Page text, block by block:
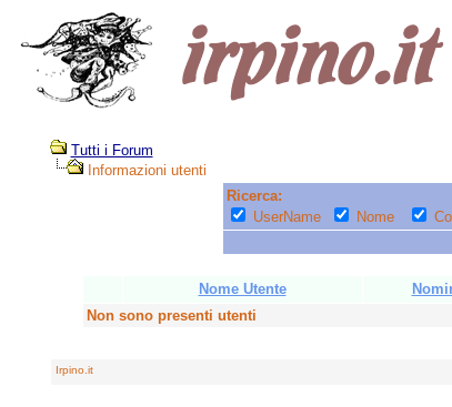
Tutti i Forum
Informazioni utenti
Ricerca:
UserName
Nome
Nome Utente
Non sono presenti utenti
Irpino.it